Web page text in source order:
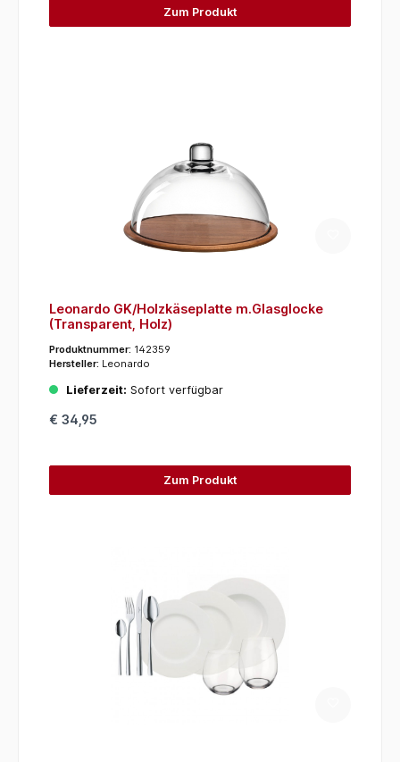
Zum Produkt
Leonardo GK/Holzkäseplatte m.Glasglocke
(Transparent, Holz)
Produktnummer: 142359
Hersteller: Leonardo
Lieferzeit: Sofort verfügbar
€ 34,95
Zum Produkt